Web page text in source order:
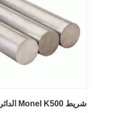
شريط Monel K500 الدائري